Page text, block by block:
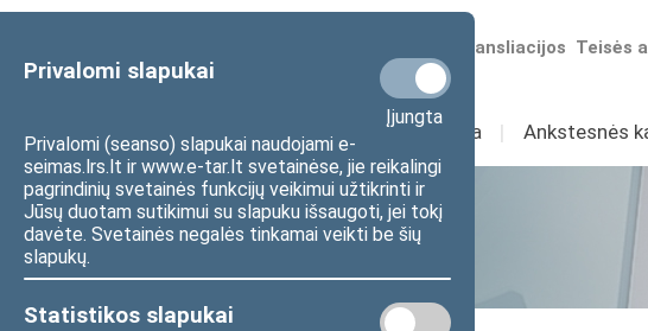
Privalomi slapukai
Įjungta
Privalomi (seanso) slapukai naudojami e-
seimas.lrs.lt ir www.e-tar.lt svetainėse, jie reikalingi
pagrindinių svetainės funkcijų veikimui užtikrinti ir
Jūsų duotam sutikimui su slapuku išsaugoti, jei tokį
davėte. Svetainės negalės tinkamai veikti be šių
slapukų.
Statistikos slapukai
Teisės
Numatomos transliacijos
Sudėtis Veikla I Ankstesnės
Statistika